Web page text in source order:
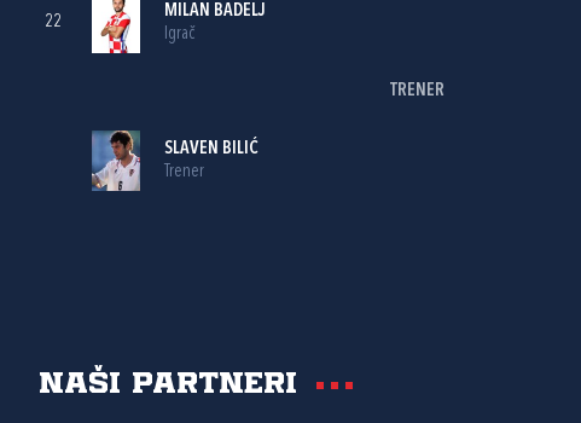
22
MILAN BADELJ
Igrač
TRENER
SLAVEN BILIĆ
Trener
Naši partneri